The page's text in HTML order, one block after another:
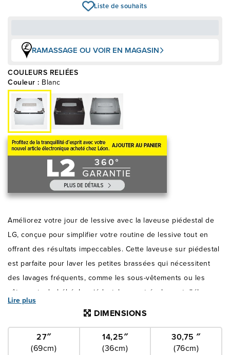
Liste de souhaits
RAMASSAGE OU VOIR EN MAGASIN
COULEURS RELIÉES
Couleur : Blanc
Améliorez votre jour de lessive avec la laveuse piédestal de
LG, conçue pour simplifier votre routine de lessive tout en
offrant des résultats impeccables. Cette laveuse sur piédestal
est parfaite pour laver les petites brassées qui nécessitent
des lavages fréquents, comme les sous-vêtements ou les
vêtements de bébé. Le piédestal permet également d'élever
votre laveuse à chargement frontal à une hauteur plus
de votre appareil. Les quatre pieds réglables assurent la
stabilité et l'équilibre de la laveuse. Cette laveuse possède
Lire plus
DIMENSIONS
27″
(69cm)
14,25″
(36cm)
30,75 ″
(76cm)